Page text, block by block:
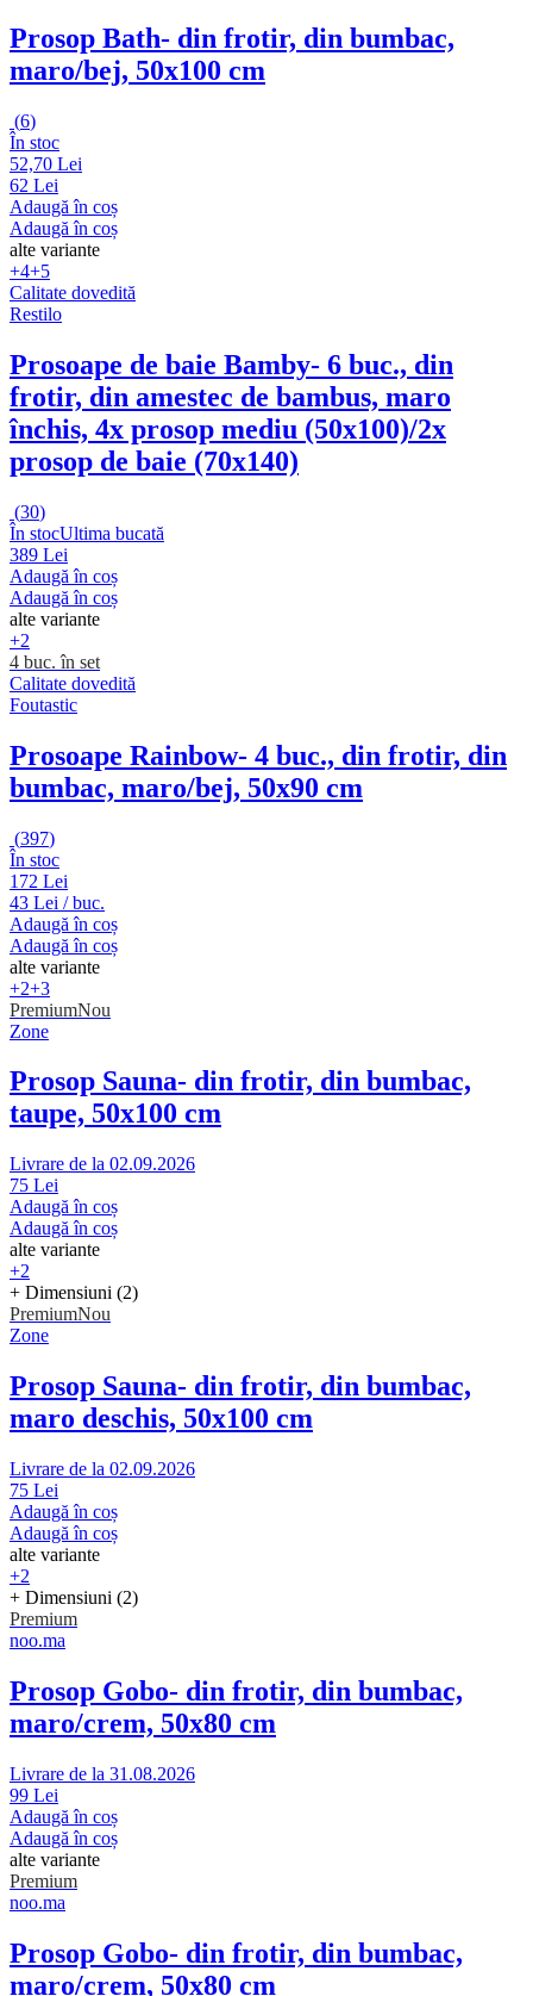
Prosop Bath- din frotir, din bumbac,
maro/bej, 50x100 cm
(6)
În stoc
52,70 Lei
62 Lei
Adaugă în coș
Adaugă în coș
alte variante
+4+5
Calitate dovedită
Restilo
Prosoape de baie Bamby- 6 buc., din
frotir, din amestec de bambus, maro
închis, 4x prosop mediu (50x100)/2x
prosop de baie (70x140)
(30)
În stocUltima bucată
389 Lei
Adaugă în coș
Adaugă în coș
alte variante
+2
4 buc. în set
Calitate dovedită
Foutastic
Prosoape Rainbow- 4 buc., din frotir, din
bumbac, maro/bej, 50x90 cm
(397)
În stoc
172 Lei
43 Lei / buc.
Adaugă în coș
Adaugă în coș
alte variante
+2+3
PremiumNou
Zone
Prosop Sauna- din frotir, din bumbac,
taupe, 50x100 cm
Livrare de la 02.09.2026
75 Lei
Adaugă în coș
Adaugă în coș
alte variante
+2
+ Dimensiuni (2)
PremiumNou
Zone
Prosop Sauna- din frotir, din bumbac,
maro deschis, 50x100 cm
Livrare de la 02.09.2026
75 Lei
Adaugă în coș
Adaugă în coș
alte variante
+2
+ Dimensiuni (2)
Premium
noo.ma
Prosop Gobo- din frotir, din bumbac,
maro/crem, 50x80 cm
Livrare de la 31.08.2026
99 Lei
Adaugă în coș
Adaugă în coș
alte variante
Premium
noo.ma
Prosop Gobo- din frotir, din bumbac,
maro/crem, 50x80 cm